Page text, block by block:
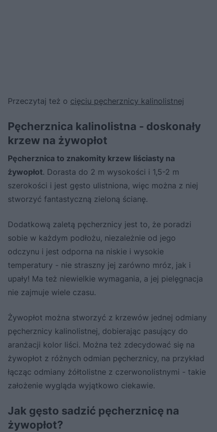
Przeczytaj też o cięciu pęcherznicy kalinolistnej
Pęcherznica kalinolistna - doskonały
krzew na żywopłot
Pęcherznica to znakomity krzew liściasty na
żywopłot. Dorasta do 2 m wysokości i 1,5-2 m
szerokości i jest gęsto ulistniona, więc można z niej
stworzyć fantastyczną zieloną ścianę.
Dodatkową zaletą pęcherznicy jest to, że poradzi
sobie w każdym podłożu, niezależnie od jego
odczynu i jest odporna na niskie i wysokie
temperatury - nie straszny jej zarówno mróz, jak i
upały! Ma też niewielkie wymagania, a jej pielęgnacja
nie zajmuje wiele czasu.
Żywopłot można stworzyć z krzewów jednej odmiany
pęcherznicy kalinolistnej, dobierając pasujący do
aranżacji kolor liści. Można też zdecydować się na
żywopłot z różnych odmian pęcherznicy, na przykład
łącząc odmiany żółtolistne z czerwonolistnymi - takie
założenie wygląda wyjątkowo ciekawie.
Jak gęsto sadzić pęcherznicę na
żywopłot?